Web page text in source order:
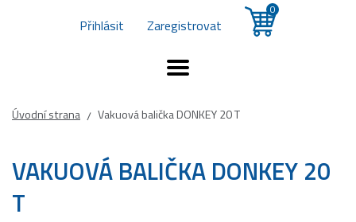
Přihlásit Zaregistrovat
0
Úvodní strana / Vakuová balička DONKEY 20 T
VAKUOVÁ BALIČKA DONKEY 20
T